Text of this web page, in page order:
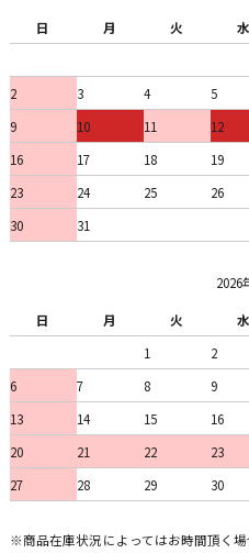
日
月 火 水
2
3 4 5
9
10 11 12
16
17 18 19
23
24 25 26
30
31
2026
日
月 火 水
1
2
6
7 8 9
13
14 15 16
20
21 22 23
27
28 29 30
※商品在庫状況によってはお時間頂く